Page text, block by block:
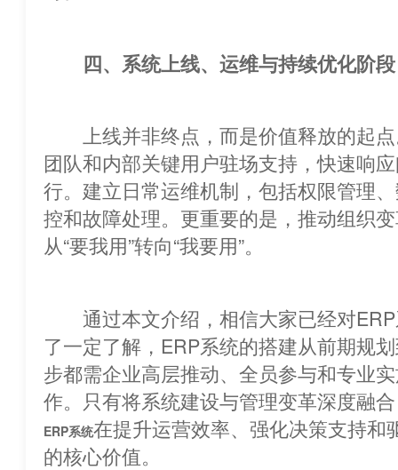
四、系统上线、运维与持续优化阶段
上线并非终点，而是价值释放的起点
团队和内部关键用户驻场支持，快速响
行。建立日常运维机制，包括权限管理、
控和故障处理。更重要的是，推动组织
从“要我用”转向“我要用”。
通过本文介绍，相信大家已经对ERP
了一定了解，ERP系统的搭建从前期规
步都需企业高层推动、全员参与和专业
作。只有将系统建设与管理变革深度融
ERP系统在提升运营效率、强化决策支持和
的核心价值。